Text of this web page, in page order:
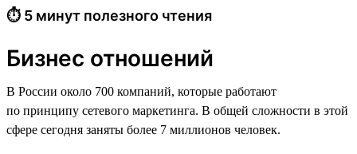
⏱ 5 минут полезного чтения
Бизнес отношений
В России около 700 компаний, которые работают
по принципу сетевого маркетинга. В общей сложности в этой
сфере сегодня заняты более 7 миллионов человек.